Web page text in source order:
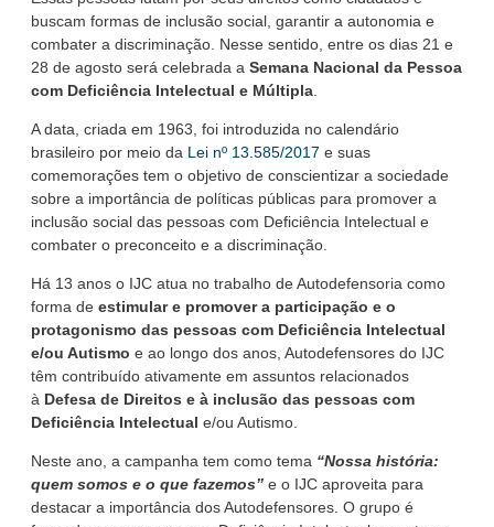
buscam formas de inclusão social, garantir a autonomia e
combater a discriminação. Nesse sentido, entre os dias 21 e
28 de agosto será celebrada a Semana Nacional da Pessoa
com Deficiência Intelectual e Múltipla
A data, criada em 1963, foi introduzida no calendário
brasileiro por meio da Lei nº 13.585/2017 e suas
comemorações tem o objetivo de conscientizar a sociedade
sobre a importância de políticas públicas para promover a
inclusão social das pessoas com Deficiência Intelectual e
combater o preconceito e a discriminação.
Há 13 anos o IJC atua no trabalho de Autodefensoria como
forma de estimular e promover a participação e o
protagonismo das pessoas com Deficiência Intelectual
e/ou Autismo e ao longo dos anos, Autodefensores do IJC
têm contribuído ativamente em assuntos relacionados
à Defesa de Direitos e à inclusão das pessoas com
Deficiência Intelectual e/ou Autismo.
Neste ano, a campanha tem como tema “Nossa história:
quem somos e o que fazemos” e o IJC aproveita para
destacar a importância dos Autodefensores. O grupo é